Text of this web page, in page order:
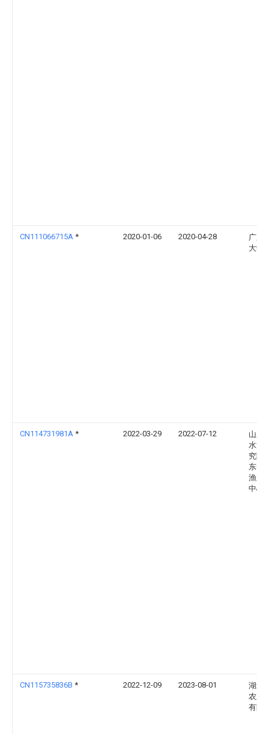
CN111066715A * 2020-01-06 2020-04-28
广东
大学
CN114731981A * 2022-03-29 2022-07-12
山东
水渔
究院
东省
渔业
中心
CN115735836B * 2022-12-09 2023-08-01
湖北
农业
有限